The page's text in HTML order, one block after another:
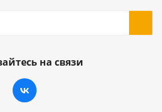
на связи